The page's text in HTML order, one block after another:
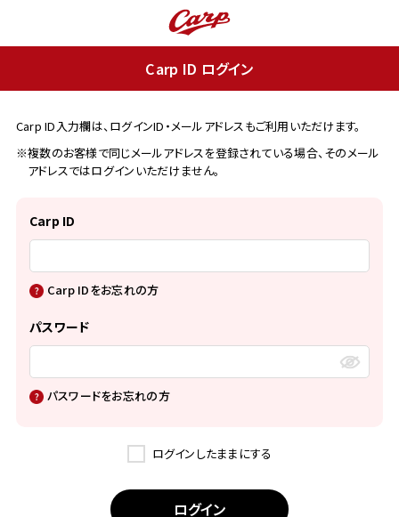
Carp ID ログイン
Carp ID入力欄は、ログインID・メールアドレスもご利用いただけます。
※複数のお客様で同じメールアドレスを登録されている場合、そのメール
アドレスではログインいただけません。
Carp ID
Carp IDをお忘れの方
パスワード
パスワードをお忘れの方
ログインしたままにする